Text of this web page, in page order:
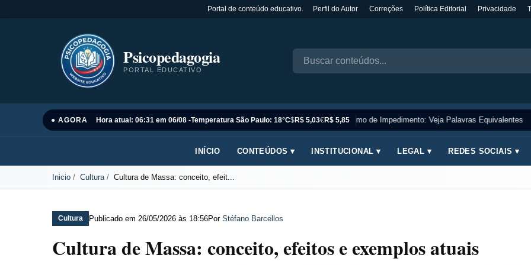
Portal de conteúdo educativo. Perfil do Autor Correções Política Editorial Privacidade
Psicopedagogia
PORTAL EDUCATIVO
● AGORA Hora atual: 06:31 em 06/08 -Temperatura São Paulo: 18°C$R$ 5,03€R$ 5,85
Sinônimo de Impedimento: Veja Palavras Equivalentes
INÍCIO CONTEÚDOS ▾ INSTITUCIONAL ▾ LEGAL ▾ REDES SOCIAIS ▾
Inicio Cultura Cultura de Massa: conceito, efeit...
Cultura Publicado em 26/05/2026 às 18:56Por Stéfano Barcellos
Cultura de Massa: conceito, efeitos e exemplos atuais